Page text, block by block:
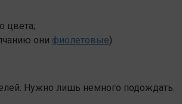
цвета;
они фиолетовые).
Нужно лишь немного подождать.